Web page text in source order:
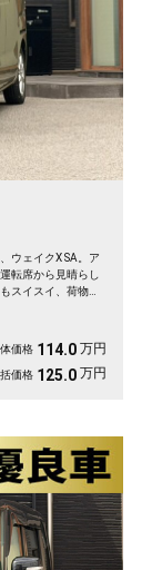
ウェイクX SA。ア
転席から見晴らし
スイスイ、荷物の
日のギア積みも余
価格 114.0 万円
価格 125.0 万円